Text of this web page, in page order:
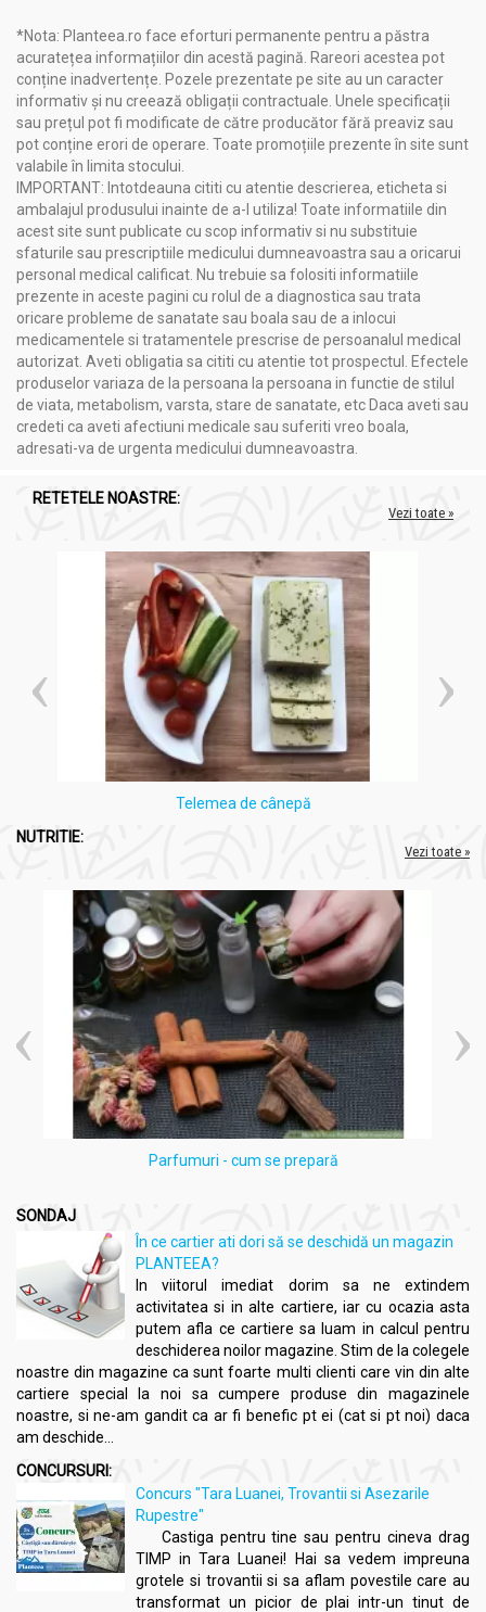
ulei volatil de lavandă, linalool.
Recomandari
Unguent cu tataneasa 40g - NERA PLANT
Pentru ce se recomandă?
Ten iritat şi gras
Răni greu vindecabile
Reumatism, anchiloze, artroză
Fracturi, traumatisme, contuzii
Hemoroizi, escare, fisuri mamelonare
Administrare
Unguent cu tataneasa 40g - NERA PLANT
Se aplică local, de 2-3 ori pe zi, în strat subţire, şi se masează
uşor.
*Nota: Planteea.ro face eforturi permanente pentru a păstra
acuratețea informațiilor din acestă pagină. Rareori acestea pot
conține inadvertențe. Pozele prezentate pe site au un caracter
informativ și nu creează obligații contractuale. Unele specificații
sau prețul pot fi modificate de către producător fără preaviz sau
pot conține erori de operare. Toate promoțiile prezente în site sunt
valabile în limita stocului.
IMPORTANT: Intotdeauna cititi cu atentie descrierea, eticheta si
ambalajul produsului inainte de a-l utiliza! Toate informatiile din
acest site sunt publicate cu scop informativ si nu substituie
sfaturile sau prescriptiile medicului dumneavoastra sau a oricarui
personal medical calificat. Nu trebuie sa folositi informatiile
prezente in aceste pagini cu rolul de a diagnostica sau trata
oricare probleme de sanatate sau boala sau de a inlocui
medicamentele si tratamentele prescrise de persoanalul medical
autorizat. Aveti obligatia sa cititi cu atentie tot prospectul. Efectele
produselor variaza de la persoana la persoana in functie de stilul
de viata, metabolism, varsta, stare de sanatate, etc Daca aveti sau
credeti ca aveti afectiuni medicale sau suferiti vreo boala,
adresati-va de urgenta medicului dumneavoastra.
RETETELE NOASTRE:
Vezi toate »
Telemea de cânepă
NUTRITIE:
Vezi toate »
Parfumuri - cum se prepară
SONDAJ
În ce cartier ati dori să se deschidă un magazin
PLANTEEA?
In viitorul imediat dorim sa ne extindem
activitatea si in alte cartiere, iar cu ocazia asta
putem afla ce cartiere sa luam in calcul pentru
deschiderea noilor magazine. Stim de la colegele
noastre din magazine ca sunt foarte multi clienti care vin din alte
cartiere special la noi sa cumpere produse din magazinele
noastre, si ne-am gandit ca ar fi benefic pt ei (cat si pt noi) daca
am deschide...
CONCURSURI:
Concurs "Tara Luanei, Trovantii si Asezarile
Rupestre"
Castiga pentru tine sau pentru cineva drag
TIMP in Tara Luanei! Hai sa vedem impreuna
grotele si trovantii si sa aflam povestile care au
transformat un picior de plai intr-un tinut de